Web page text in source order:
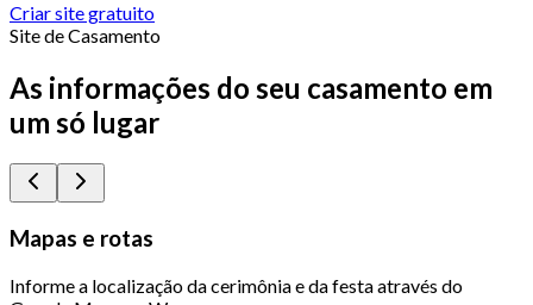
Criar site gratuito
Site de Casamento
As informações do seu casamento em
um só lugar
Mapas e rotas
Informe a localização da cerimônia e da festa através do